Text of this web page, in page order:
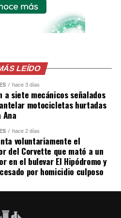
que podrían tener estas
tradicionalmente realizadas
en uno de los videos más
en torno a las capacidades
LEÍDO
hace 3 días
a siete mecánicos señalados
motocicletas hurtadas
Ana
hace 2 días
voluntariamente el
del Corvette que mató a un
en el bulevar El Hipódromo y
por homicidio culposo